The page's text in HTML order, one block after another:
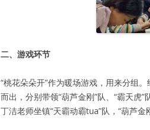
二、游戏环节
“桃花朵朵开”作为暖场游戏，用来分组
而出，分别带领“葫芦金刚”队、“霸天虎
丁洁老师坐镇“天霸动霸tua”队，“葫芦